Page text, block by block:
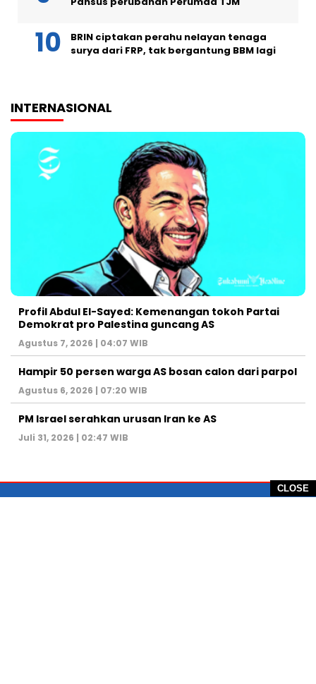
CLOSE
BRIN ciptakan perahu nelayan tenaga
surya dari FRP, tak bergantung BBM lagi
INTERNASIONAL
Profil Abdul El-Sayed: Kemenangan tokoh Partai
Demokrat pro Palestina guncang AS
Agustus 7, 2026 | 04:07 WIB
Hampir 50 persen warga AS bosan calon dari parpol
Agustus 6, 2026 | 07:20 WIB
PM Israel serahkan urusan Iran ke AS
Juli 31, 2026 | 02:47 WIB